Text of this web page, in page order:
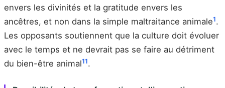
envers les divinités et la gratitude envers les
ancêtres, et non dans la simple maltraitance animale1.
Les opposants soutiennent que la culture doit évoluer
avec le temps et ne devrait pas se faire au détriment
du bien-être animal11.